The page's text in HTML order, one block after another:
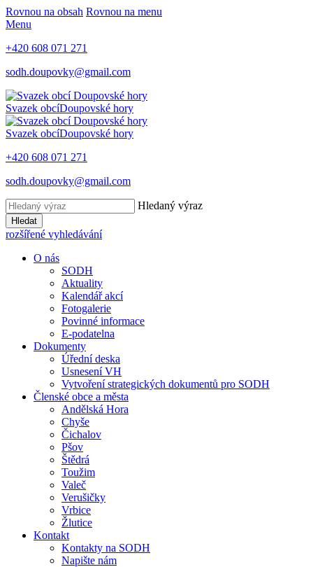
Rovnou na obsah Rovnou na menu
Menu
+420 608 071 271
sodh.doupovky@gmail.com
Svazek obcíDoupovské hory
Svazek obcíDoupovské hory
+420 608 071 271
sodh.doupovky@gmail.com
Hledaný výraz
Hledat
rozšířené vyhledávání
O nás
SODH
Aktuality
Kalendář akcí
Fotogalerie
Povinné informace
E-podatelna
Dokumenty
Úřední deska
Usnesení VH
Vytvoření strategických dokumentů pro SODH
Členské obce a města
Andělská Hora
Chyše
Čichalov
Pšov
Štědrá
Toužim
Valeč
Verušičky
Vrbice
Žlutice
Kontakt
Kontakty na SODH
Napište nám